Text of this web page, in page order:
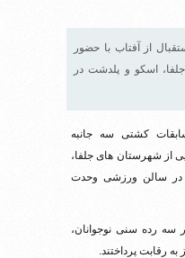
از آفتاب با حضور
اسکو و پلدشت در
کشتی سه جانبه
از شهرستان های جلفا،
در سالن ورزشی وحدت
گیر در سه رده سنی نوجوانان،
رقابت پرداختند.